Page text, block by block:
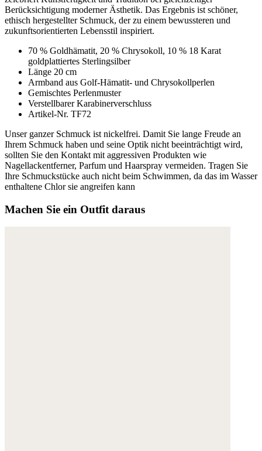
Berücksichtigung moderner Ästhetik. Das Ergebnis ist schöner,
ethisch hergestellter Schmuck, der zu einem bewussteren und
zukunftsorientierten Lebensstil inspiriert.
70 % Goldhämatit, 20 % Chrysokoll, 10 % 18 Karat
goldplattiertes Sterlingsilber
Länge 20 cm
Armband aus Golf-Hämatit- und Chrysokollperlen
Gemischtes Perlenmuster
Verstellbarer Karabinerverschluss
Artikel-Nr. TF72
Unser ganzer Schmuck ist nickelfrei. Damit Sie lange Freude an
Ihrem Schmuck haben und seine Optik nicht beeinträchtigt wird,
sollten Sie den Kontakt mit aggressiven Produkten wie
Nagellackentferner, Parfum und Haarspray vermeiden. Tragen Sie
Ihre Schmuckstücke auch nicht beim Schwimmen, da das im Wasser
enthaltene Chlor sie angreifen kann
Machen Sie ein Outfit daraus